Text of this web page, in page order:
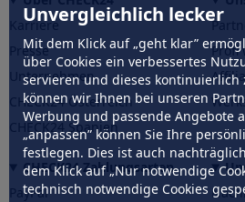
Unvergleichlich lecker
Mit dem Klick auf „geht klar”
über Cookies ein verbessertes
servieren und dieses kontinuierlich
können wir Ihnen bei unseren
Werbung und passende Angebote
„anpassen” können Sie Ihre
festlegen. Dies ist auch
dem Klick auf „Nur notwendige
technisch notwendige Cookies
Karriere
Presse
Unternehmen
CHECK24 Österreich
CHECK24 Spanien
Profi
CHECK24 Zahlungsarten
PayPal